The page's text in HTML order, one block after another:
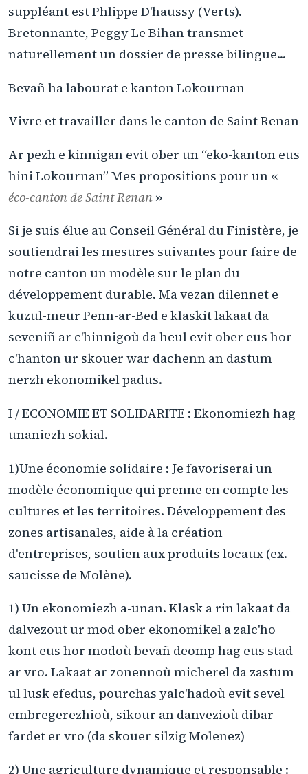
suppléant est Phlippe D'haussy (Verts).
Bretonnante, Peggy Le Bihan transmet
naturellement un dossier de presse bilingue...
Bevañ ha labourat e kanton Lokournan
Vivre et travailler dans le canton de Saint Renan
Ar pezh e kinnigan evit ober un “eko-kanton eus
hini Lokournan” Mes propositions pour un «
éco-canton de Saint Renan »
Si je suis élue au Conseil Général du Finistère, je
soutiendrai les mesures suivantes pour faire de
notre canton un modèle sur le plan du
développement durable. Ma vezan dilennet e
kuzul-meur Penn-ar-Bed e klaskit lakaat da
seveniñ ar c'hinnigoù da heul evit ober eus hor
c'hanton ur skouer war dachenn an dastum
nerzh ekonomikel padus.
I / ECONOMIE ET SOLIDARITE : Ekonomiezh hag
unaniezh sokial.
1)Une économie solidaire : Je favoriserai un
modèle économique qui prenne en compte les
cultures et les territoires. Développement des
zones artisanales, aide à la création
d'entreprises, soutien aux produits locaux (ex.
saucisse de Molène).
1) Un ekonomiezh a-unan. Klask a rin lakaat da
dalvezout ur mod ober ekonomikel a zalc'ho
kont eus hor modoù bevañ deomp hag eus stad
ar vro. Lakaat ar zonennoù micherel da zastum
ul lusk efedus, pourchas yalc'hadoù evit sevel
embregerezhioù, sikour an danvezioù dibar
fardet er vro (da skouer silzig Molenez)
2) Une agriculture dynamique et responsable :